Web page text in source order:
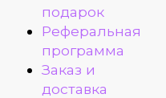
подарок
Реферальная
программа
Заказ и
доставка